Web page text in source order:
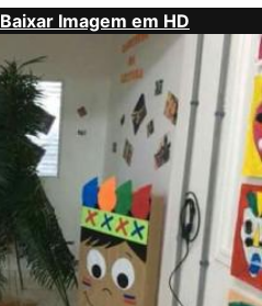
Baixar Imagem em HD